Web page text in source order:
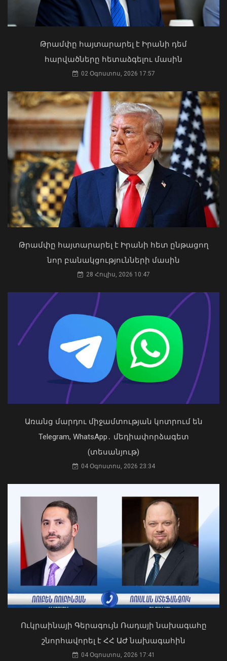
ՀՀ-ն և Ադրբեջանը ճանապարհ են
բացել կայուն և անդառնալի
խաղաղության համար. Հրվ.
Կովկասում ԵՄ հատուկ
ներկայացուցիչ
08 Օգոստոս, 2026 22:11
Արտակարգ դեպք Երևանում․ կոտրել
են «Հույս բոլոր մարդկանց»
հիմնադրամի շենքի մի քանի
պատուհաններն ու դռները
08 Օգոստոս, 2026 21:46
2026 թվականի հունիսն ու հուլիսը
Եվրոպայում դարձել են
դիտարկումների պատմության
ամենաշոգ ամիսները․ Լևոն Ազիզյան
08 Օգոստոս, 2026 21:24
Կաթողիկոսը պետք է օրենքի առաջ
կանգնի, եթե հանցանք է գործել, կամ
արտաքին ազդեցության գործակալ
դարձել. աստվածաբան
07 Օգոստոս, 2026 17:03
«Ուժեղ Հայաստան»-ը դեմ է
քվեարկելու ԱԺ նախագահի
պաշտոնում Ռուբեն Ռուբինյանի
03 Օգոստոս, 2026 13:13
Դուք 5 տարի ինձնից փախած եք ման
եկել. Կոնջորյանը՝ «Հայաստան»
դաշինքի պատգամավորներին
04 Օգոստոս, 2026 15:53
Թրամփը հայտարարել է Իրանի դեմ
հարվածները հետաձգելու մասին
02 Օգոստոս, 2026 17:57
Թրամփը հայտարարել է Իրանի հետ ընթացող
նոր բանակցությունների մասին
28 Հուլիս, 2026 10:47
Առանց մարդու միջամտության կոտրում են
Telegram, WhatsApp․ մեդիափորձագետ
(տեսանյութ)
04 Օգոստոս, 2026 23:34
Ուկրաինայի Գերագույն Ռադայի նախագահը
շնորհավորել է ՀՀ ԱԺ նախագահին
04 Օգոստոս, 2026 17:41